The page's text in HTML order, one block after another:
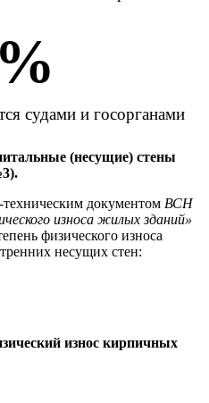
%
судами и госорганами
(несущие) стены
документом ВСН
износа жилых зданий»
физического износа
несущих стен:
износ кирпичных